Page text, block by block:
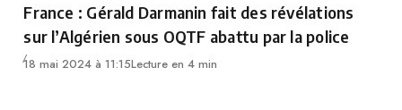
France : Gérald Darmanin fait des révélations
sur l’Algérien sous OQTF abattu par la police
18 mai 2024 à 11:15Lecture en 4 min